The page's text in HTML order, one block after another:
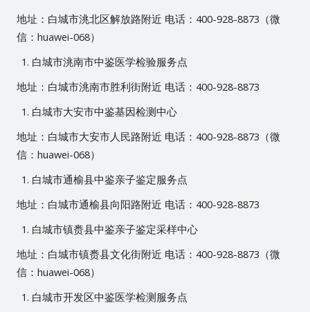
地址：白城市洮北区解放路附近 电话：400-928-8873（微
信：huawei-068）
白城市洮南市中鉴医学检验服务点
地址：白城市洮南市胜利街附近 电话：400-928-8873
白城市大安市中鉴基因检测中心
地址：白城市大安市人民路附近 电话：400-928-8873（微
信：huawei-068）
白城市通榆县中鉴亲子鉴定服务点
地址：白城市通榆县向阳路附近 电话：400-928-8873
白城市镇赉县中鉴亲子鉴定采样中心
地址：白城市镇赉县文化街附近 电话：400-928-8873（微
信：huawei-068）
白城市开发区中鉴医学检测服务点